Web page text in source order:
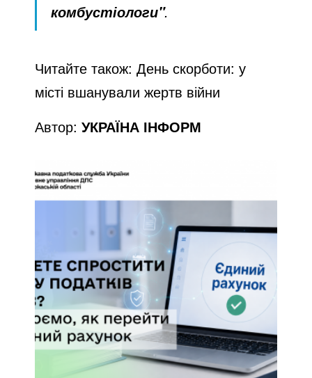
комбустіологи".
Читайте також:День скорботи: у
місті вшанували жертв війни
Автор:УКРАЇНА ІНФОРМ